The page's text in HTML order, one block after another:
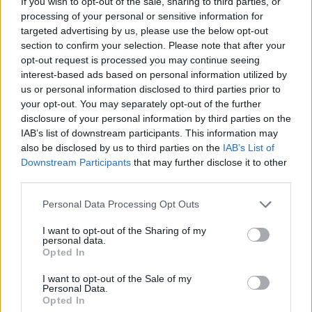
processing of your personal or sensitive information for
targeted advertising by us, please use the below opt-out
section to confirm your selection. Please note that after your
opt-out request is processed you may continue seeing
interest-based ads based on personal information utilized by
us or personal information disclosed to third parties prior to
your opt-out. You may separately opt-out of the further
disclosure of your personal information by third parties on the
IAB’s list of downstream participants. This information may
also be disclosed by us to third parties on the IAB’s List of
Downstream Participants that may further disclose it to other
Personal Data Processing Opt Outs
I want to opt-out of the Sharing of my
personal data.
Opted In
I want to opt-out of the Sale of my
Personal Data.
Opted In
ad
Radu Tudor (Antena 3) erau plătiți de gruparea
infracțională a lui Liviu Dragnea